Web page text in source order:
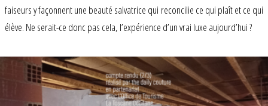
faiseurs y façonnent une beauté salvatrice qui reconcilie ce qui plaît et ce qui
élève. Ne serait-ce donc pas cela, l’expérience d’un vrai luxe aujourd’hui ?